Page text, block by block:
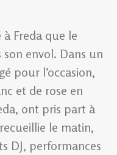
à Freda que le
envol. Dans un
pour l’occasion,
et de rose en
ont pris part à
le matin,
DJ, performances